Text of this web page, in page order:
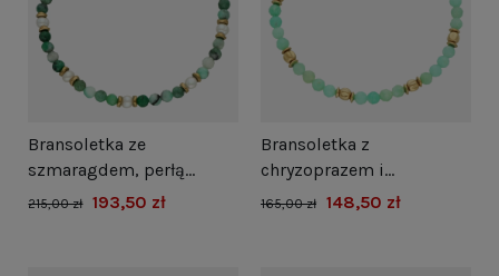
Bransoletka ze
szmaragdem, perłą
hodowlaną i hematytem
215,00 zł 193,50 zł
Bransoletka z
chryzoprazem i
hematytem srebro
165,00 zł 148,50 zł